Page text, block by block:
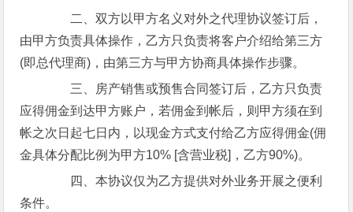
二、双方以甲方名义对外之代理协议签订后，
由甲方负责具体操作，乙方只负责将客户介绍给第三方
(即总代理商)，由第三方与甲方协商具体操作步骤。
三、房产销售或预售合同签订后，乙方只负责
应得佣金到达甲方账户，若佣金到帐后，则甲方须在到
帐之次日起七日内，以现金方式支付给乙方应得佣金(佣
金具体分配比例为甲方10% [含营业税]，乙方90%)。
四、本协议仅为乙方提供对外业务开展之便利
条件。